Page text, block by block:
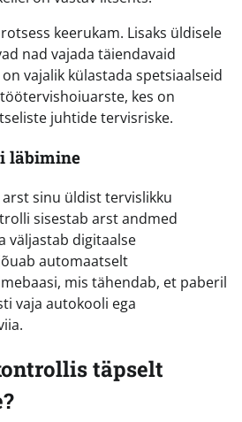
keerukam. Lisaks üldisele
nad vajada täiendavaid
vajalik külastada spetsiaalseid
kes on
juhtide tervisriske.
läbimine
sinu üldist tervislikku
sisestab arst andmed
väljastab digitaalse
automaatselt
mis tähendab, et paberil
vaja autokooli ega
täpselt